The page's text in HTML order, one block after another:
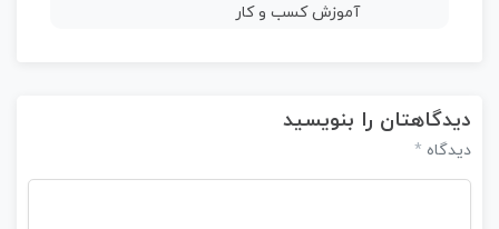
آموزش کسب و کار
دیدگاهتان را بنویسید
دیدگاه *